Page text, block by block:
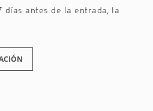
días antes de la entrada, la